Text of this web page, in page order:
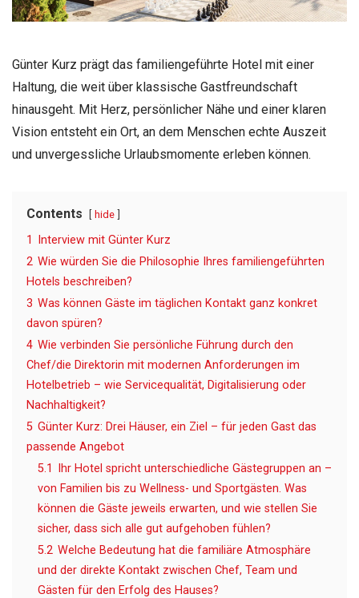
Günter Kurz prägt das familiengeführte Hotel mit einer
Haltung, die weit über klassische Gastfreundschaft
hinausgeht. Mit Herz, persönlicher Nähe und einer klaren
Vision entsteht ein Ort, an dem Menschen echte Auszeit
und unvergessliche Urlaubsmomente erleben können.
Contents hide
1
Interview mit Günter Kurz
2 Wie würden Sie die Philosophie Ihres familiengeführten
Hotels beschreiben?
3 Was können Gäste im täglichen Kontakt ganz konkret
davon spüren?
4 Wie verbinden Sie persönliche Führung durch den
Chef/die Direktorin mit modernen Anforderungen im
Hotelbetrieb – wie Servicequalität, Digitalisierung oder
Nachhaltigkeit?
5 Günter Kurz: Drei Häuser, ein Ziel – für jeden Gast das
passende Angebot
5.1
Ihr Hotel spricht unterschiedliche Gästegruppen an –
von Familien bis zu Wellness- und Sportgästen. Was
können die Gäste jeweils erwarten, und wie stellen Sie
sicher, dass sich alle gut aufgehoben fühlen?
5.2 Welche Bedeutung hat die familiäre Atmosphäre
und der direkte Kontakt zwischen Chef, Team und
Gästen für den Erfolg des Hauses?